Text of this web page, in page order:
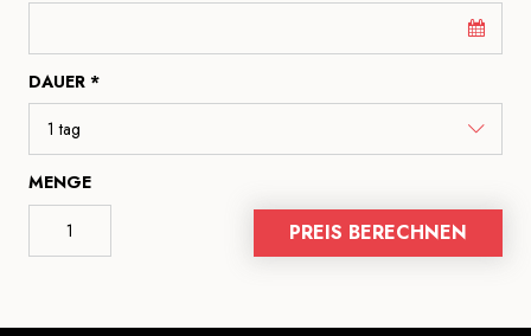
DAUER *
MENGE
PREIS BERECHNEN